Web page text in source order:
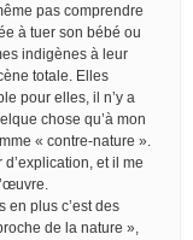
pas comprendre
à tuer son bébé ou
indigènes à leur
totale. Elles
pour elles, il n’y a
chose qu’à mon
« contre-nature ».
et il me
en plus c’est des
de la nature »,